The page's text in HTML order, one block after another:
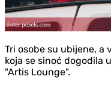
Tri osobe su ubijene, a
koja se sinoć dogodila
"Artis Lounge".